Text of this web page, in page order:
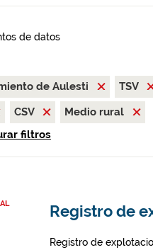
de datos
de Aulesti
TSV
CSV
Medio rural
filtros
Registro de
Registro de